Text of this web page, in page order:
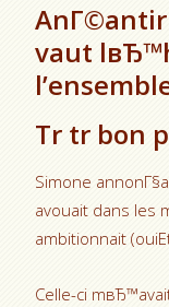
vaut
Tr tr bon
Simone
avouait dans les
ambitionnait
Celle-ci